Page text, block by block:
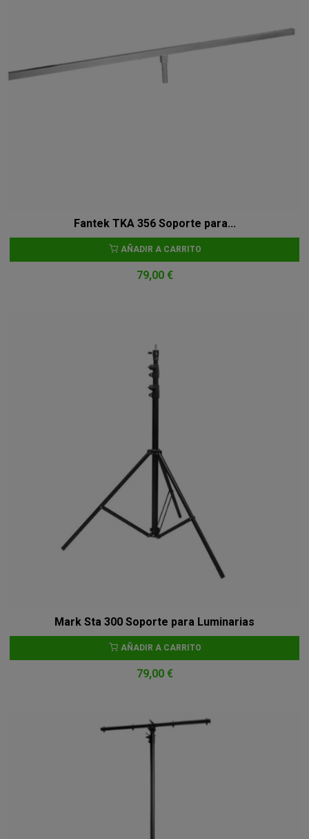
Fantek TKA 356 Soporte para...
AÑADIR A CARRITO
79,00 €
Mark Sta 300 Soporte para Luminarias
AÑADIR A CARRITO
79,00 €